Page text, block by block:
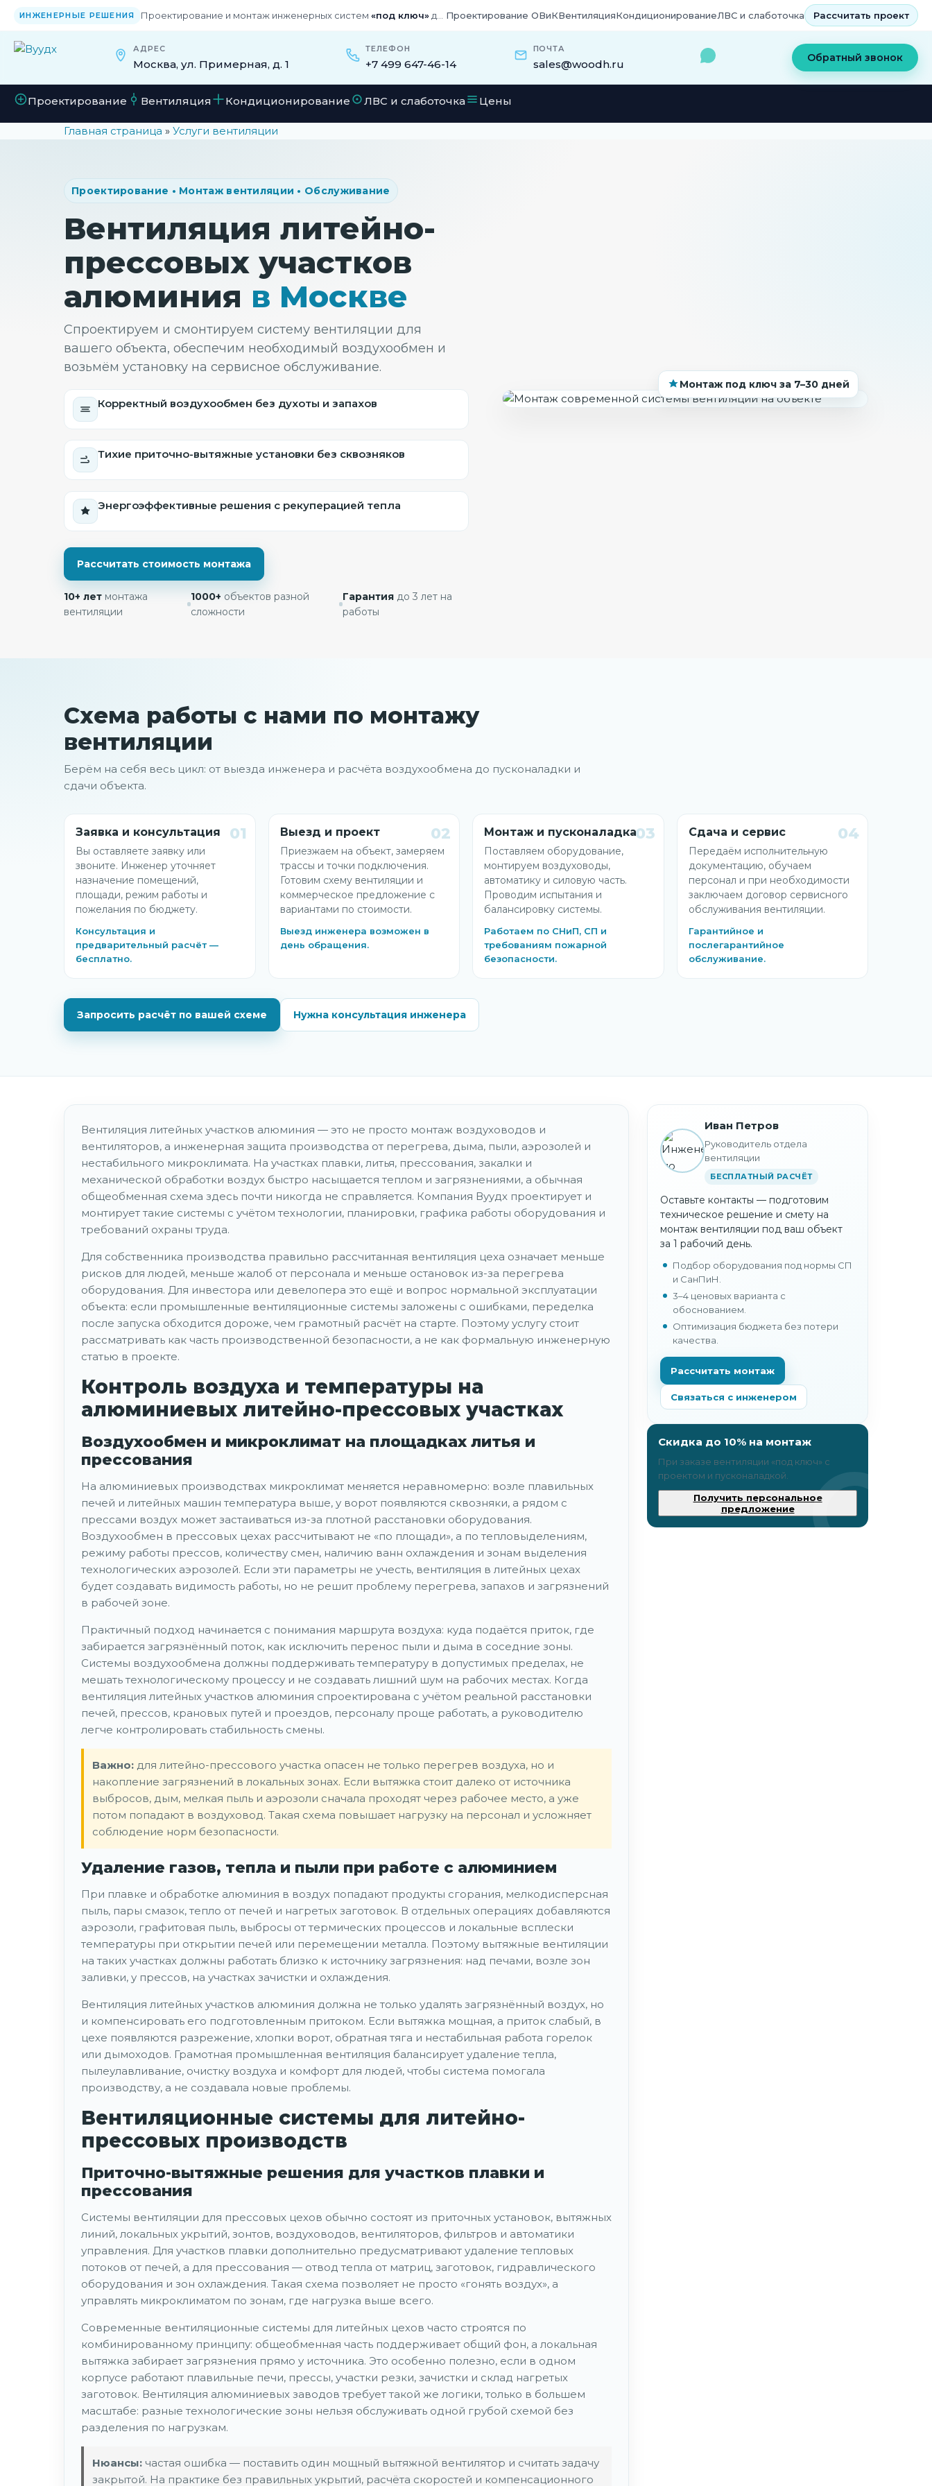
ИНЖЕНЕРНЫЕ РЕШЕНИЯ Проектирование и монтаж инженерных систем «под ключ»для бизнеса и частных домов Проектирование ОВиКВентиляцияКондиционированиеЛВС и слаботочка Рассчитать проект
АДРЕС
Москва, ул. Примерная, д. 1
ТЕЛЕФОН
+7 499 647-46-14
ПОЧТА
sales@woodh.ru Обратный звонок
Проектирование Вентиляция Кондиционирование ЛВС и слаботочка Цены
Главная страница » Услуги вентиляции
Проектирование • Монтаж вентиляции • Обслуживание
Вентиляция литейно-
прессовых участков
алюминия в Москве
Спроектируем и смонтируем систему вентиляции для
вашего объекта, обеспечим необходимый воздухообмен и
возьмём установку на сервисное обслуживание.
Корректный воздухообмен без духоты и запахов
Тихие приточно-вытяжные установки без сквозняков
Энергоэффективные решения с рекуперацией тепла
Рассчитать стоимость монтажа
10+ лет монтажа
вентиляции
1000+ объектов разной
сложности
Гарантиядо 3 лет на
работы
Монтаж под ключ за 7–30 дней
Схема работы с нами по монтажу
вентиляции
Берём на себя весь цикл: от выезда инженера и расчёта воздухообмена до пусконаладки и
сдачи объекта.
01
Заявка и консультация
Вы оставляете заявку или
звоните. Инженер уточняет
назначение помещений,
площади, режим работы и
пожелания по бюджету.
Консультация и
предварительный расчёт —
бесплатно.
02
Выезд и проект
Приезжаем на объект, замеряем
трассы и точки подключения.
Готовим схему вентиляции и
коммерческое предложение с
вариантами по стоимости.
Выезд инженера возможен в
день обращения.
03
Монтаж и пусконаладка
Поставляем оборудование,
монтируем воздуховоды,
автоматику и силовую часть.
Проводим испытания и
балансировку системы.
Работаем по СНиП, СП и
требованиям пожарной
безопасности.
04
Сдача и сервис
Передаём исполнительную
документацию, обучаем
персонал и при необходимости
заключаем договор сервисного
обслуживания вентиляции.
Гарантийное и
послегарантийное
обслуживание.
Запросить расчёт по вашей схеме Нужна консультация инженера
Вентиляция литейных участков алюминия — это не просто монтаж воздуховодов и
вентиляторов, а инженерная защита производства от перегрева, дыма, пыли, аэрозолей и
нестабильного микроклимата. На участках плавки, литья, прессования, закалки и
механической обработки воздух быстро насыщается теплом и загрязнениями, а обычная
общеобменная схема здесь почти никогда не справляется. Компания Вуудх проектирует и
монтирует такие системы с учётом технологии, планировки, графика работы оборудования и
требований охраны труда.
Для собственника производства правильно рассчитанная вентиляция цеха означает меньше
рисков для людей, меньше жалоб от персонала и меньше остановок из-за перегрева
оборудования. Для инвестора или девелопера это ещё и вопрос нормальной эксплуатации
объекта: если промышленные вентиляционные системы заложены с ошибками, переделка
после запуска обходится дороже, чем грамотный расчёт на старте. Поэтому услугу стоит
рассматривать как часть производственной безопасности, а не как формальную инженерную
статью в проекте.
Контроль воздуха и температуры на
алюминиевых литейно-прессовых участках
Воздухообмен и микроклимат на площадках литья и
прессования
На алюминиевых производствах микроклимат меняется неравномерно: возле плавильных
печей и литейных машин температура выше, у ворот появляются сквозняки, а рядом с
прессами воздух может застаиваться из-за плотной расстановки оборудования.
Воздухообмен в прессовых цехах рассчитывают не «по площади», а по тепловыделениям,
режиму работы прессов, количеству смен, наличию ванн охлаждения и зонам выделения
технологических аэрозолей. Если эти параметры не учесть, вентиляция в литейных цехах
будет создавать видимость работы, но не решит проблему перегрева, запахов и загрязнений
в рабочей зоне.
Практичный подход начинается с понимания маршрута воздуха: куда подаётся приток, где
забирается загрязнённый поток, как исключить перенос пыли и дыма в соседние зоны.
Системы воздухообмена должны поддерживать температуру в допустимых пределах, не
мешать технологическому процессу и не создавать лишний шум на рабочих местах. Когда
вентиляция литейных участков алюминия спроектирована с учётом реальной расстановки
печей, прессов, крановых путей и проездов, персоналу проще работать, а руководителю
легче контролировать стабильность смены.
Важно: для литейно-прессового участка опасен не только перегрев воздуха, но и
накопление загрязнений в локальных зонах. Если вытяжка стоит далеко от источника
выбросов, дым, мелкая пыль и аэрозоли сначала проходят через рабочее место, а уже
потом попадают в воздуховод. Такая схема повышает нагрузку на персонал и усложняет
соблюдение норм безопасности.
Удаление газов, тепла и пыли при работе с алюминием
При плавке и обработке алюминия в воздух попадают продукты сгорания, мелкодисперсная
пыль, пары смазок, тепло от печей и нагретых заготовок. В отдельных операциях добавляются
аэрозоли, графитовая пыль, выбросы от термических процессов и локальные всплески
температуры при открытии печей или перемещении металла. Поэтому вытяжные вентиляции
на таких участках должны работать близко к источнику загрязнения: над печами, возле зон
заливки, у прессов, на участках зачистки и охлаждения.
Вентиляция литейных участков алюминия должна не только удалять загрязнённый воздух, но
и компенсировать его подготовленным притоком. Если вытяжка мощная, а приток слабый, в
цехе появляются разрежение, хлопки ворот, обратная тяга и нестабильная работа горелок
или дымоходов. Грамотная промышленная вентиляция балансирует удаление тепла,
пылеулавливание, очистку воздуха и комфорт для людей, чтобы система помогала
производству, а не создавала новые проблемы.
Вентиляционные системы для литейно-
прессовых производств
Приточно-вытяжные решения для участков плавки и
прессования
Системы вентиляции для прессовых цехов обычно состоят из приточных установок, вытяжных
линий, локальных укрытий, зонтов, воздуховодов, вентиляторов, фильтров и автоматики
управления. Для участков плавки дополнительно предусматривают удаление тепловых
потоков от печей, а для прессования — отвод тепла от матриц, заготовок, гидравлического
оборудования и зон охлаждения. Такая схема позволяет не просто «гонять воздух», а
управлять микроклиматом по зонам, где нагрузка выше всего.
Современные вентиляционные системы для литейных цехов часто строятся по
комбинированному принципу: общеобменная часть поддерживает общий фон, а локальная
вытяжка забирает загрязнения прямо у источника. Это особенно полезно, если в одном
корпусе работают плавильные печи, прессы, участки резки, зачистки и склад нагретых
заготовок. Вентиляция алюминиевых заводов требует такой же логики, только в большем
масштабе: разные технологические зоны нельзя обслуживать одной грубой схемой без
разделения по нагрузкам.
Нюансы: частая ошибка — поставить один мощный вытяжной вентилятор и считать задачу
закрытой. На практике без правильных укрытий, расчёта скоростей и компенсационного
Иван Петров
Руководитель отдела
вентиляции
БЕСПЛАТНЫЙ РАСЧЁТ
Оставьте контакты — подготовим
техническое решение и смету на
монтаж вентиляции под ваш объект
за 1 рабочий день.
Подбор оборудования под нормы СП
и СанПиН.
3–4 ценовых варианта с
обоснованием.
Оптимизация бюджета без потери
качества.
Рассчитать монтаж
Связаться с инженером
Скидка до 10% на монтаж
При заказе вентиляции «под ключ» c
проектом и пусконаладкой.
Получить персональное
предложение